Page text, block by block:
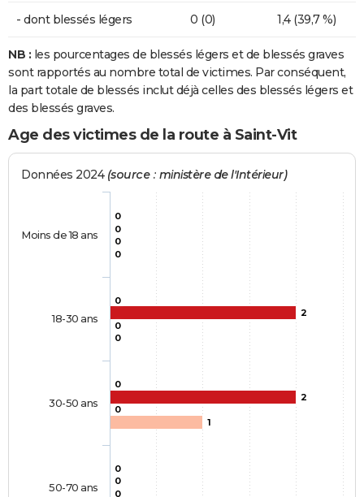
- dont blessés légers 0 (0) 1,4 (39,7 %)
NB : les pourcentages de blessés légers et de blessés graves
sont rapportés au nombre total de victimes. Par conséquent,
la part totale de blessés inclut déjà celles des blessés légers et
des blessés graves.
Age des victimes de la route à Saint-Vit
Données 2024 (source : ministère de l'Intérieur)
0
0
0
0
0
2
2
0
0
0
0
0
0
0
1
Moins de 18 ans
18-30 ans
30-50 ans
50-70 ans